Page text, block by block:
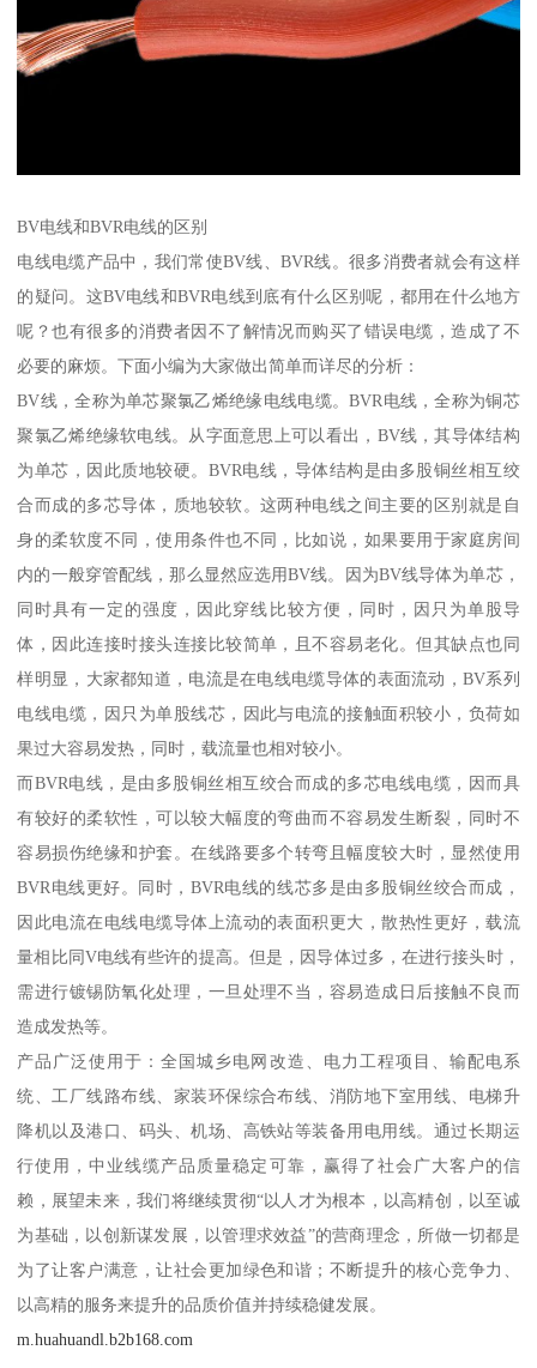
BV电线和BVR电线的区别
电线电缆产品中，我们常使BV线、BVR线。很多消费者就会有这样
的疑问。这BV电线和BVR电线到底有什么区别呢，都用在什么地方
呢？也有很多的消费者因不了解情况而购买了错误电缆，造成了不
必要的麻烦。下面小编为大家做出简单而详尽的分析：
BV线，全称为单芯聚氯乙烯绝缘电线电缆。BVR电线，全称为铜芯
聚氯乙烯绝缘软电线。从字面意思上可以看出，BV线，其导体结构
为单芯，因此质地较硬。BVR电线，导体结构是由多股铜丝相互绞
合而成的多芯导体，质地较软。这两种电线之间主要的区别就是自
身的柔软度不同，使用条件也不同，比如说，如果要用于家庭房间
内的一般穿管配线，那么显然应选用BV线。因为BV线导体为单芯，
同时具有一定的强度，因此穿线比较方便，同时，因只为单股导
体，因此连接时接头连接比较简单，且不容易老化。但其缺点也同
样明显，大家都知道，电流是在电线电缆导体的表面流动，BV系列
电线电缆，因只为单股线芯，因此与电流的接触面积较小，负荷如
果过大容易发热，同时，载流量也相对较小。
而BVR电线，是由多股铜丝相互绞合而成的多芯电线电缆，因而具
有较好的柔软性，可以较大幅度的弯曲而不容易发生断裂，同时不
容易损伤绝缘和护套。在线路要多个转弯且幅度较大时，显然使用
BVR电线更好。同时，BVR电线的线芯多是由多股铜丝绞合而成，
因此电流在电线电缆导体上流动的表面积更大，散热性更好，载流
量相比同V电线有些许的提高。但是，因导体过多，在进行接头时，
需进行镀锡防氧化处理，一旦处理不当，容易造成日后接触不良而
造成发热等。
产品广泛使用于：全国城乡电网改造、电力工程项目、输配电系
统、工厂线路布线、家装环保综合布线、消防地下室用线、电梯升
降机以及港口、码头、机场、高铁站等装备用电用线。通过长期运
行使用，中业线缆产品质量稳定可靠，赢得了社会广大客户的信
赖，展望未来，我们将继续贯彻“以人才为根本，以高精创，以至诚
为基础，以创新谋发展，以管理求效益”的营商理念，所做一切都是
为了让客户满意，让社会更加绿色和谐；不断提升的核心竞争力、
以高精的服务来提升的品质价值并持续稳健发展。
m.huahuandl.b2b168.com